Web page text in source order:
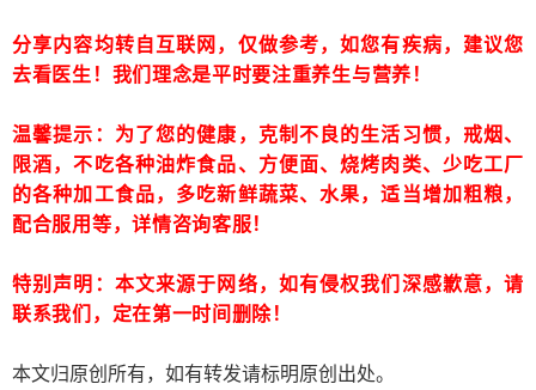
分享内容均转自互联网，仅做参考，如您有疾病，建议您
去看医生！我们理念是平时要注重养生与营养！
温馨提示：为了您的健康，克制不良的生活习惯，戒烟、
限酒，不吃各种油炸食品、方便面、烧烤肉类、少吃工厂
的各种加工食品，多吃新鲜蔬菜、水果，适当增加粗粮，
配合服用等，详情咨询客服！
特别声明：本文来源于网络，如有侵权我们深感歉意，请
联系我们，定在第一时间删除！
本文归原创所有，如有转发请标明原创出处。